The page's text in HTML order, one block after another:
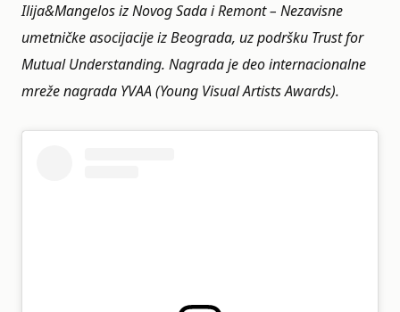
Ilija&Mangelos iz Novog Sada i Remont – Nezavisne
umetničke asocijacije iz Beograda, uz podršku Trust for
Mutual Understanding. Nagrada je deo internacionalne
mreže nagrada YVAA (Young Visual Artists Awards).